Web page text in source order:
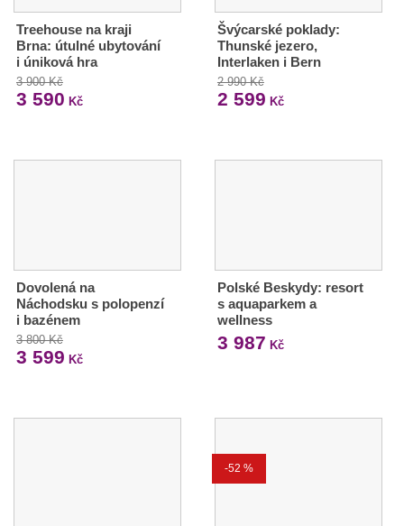
Treehouse na kraji
Brna: útulné ubytování
i úniková hra
3 900 Kč
3 590 Kč
Švýcarské poklady:
Thunské jezero,
Interlaken i Bern
2 990 Kč
2 599 Kč
Dovolená na
Náchodsku s polopenzí
i bazénem
3 800 Kč
3 599 Kč
Polské Beskydy: resort
s aquaparkem a
wellness
3 987 Kč
-52 %